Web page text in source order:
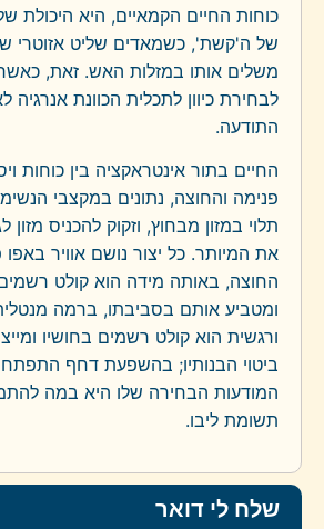
כוחות החיים הקמאיים, היא היכולת
של ה'קשת', כשמאדים שליט אזוטרי
משלים אותו במזלות האש. זאת,
לבחירת כיוון לתכלית הכוונת
התודעה.
החיים בתור אינטראקציה בין כוחות
פנימה והחוצה, נתונים במקצבי
תלוי במזון מבחוץ, וזקוק להכניס מזון
את המיותר. כל יצור נושם אוויר באפו
החוצה, באותה מידה הוא קולט
ומטביע אותם בסביבתו, ברמה
ורגשית הוא קולט רשמים בחושיו
ביטוי הבנותיו; בהשפעת דחף
המודעות הבחירה שלו היא במה
תשומת ליבו.
שלח לי דואר